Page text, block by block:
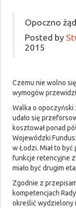
Opoczno
Posted by
2015
Czemu nie wolno
wymogów
Walka o opoczyński
udało się
kosztował ponad
Wojewódzki
w Łodzi. Miał to
funkcje retencyjne
miało być drugim
Zgodnie z
kompetencjach
określić wydzielony